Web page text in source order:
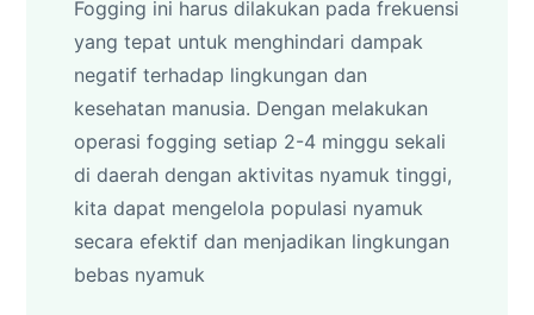
Fogging ini harus dilakukan pada frekuensi
yang tepat untuk menghindari dampak
negatif terhadap lingkungan dan
kesehatan manusia. Dengan melakukan
operasi fogging setiap 2-4 minggu sekali
di daerah dengan aktivitas nyamuk tinggi,
kita dapat mengelola populasi nyamuk
secara efektif dan menjadikan lingkungan
bebas nyamuk